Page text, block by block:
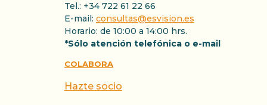
Tel.: +34 722 61 22 66
E-mail: consultas@esvision.es
Horario: de 10:00 a 14:00 hrs.
*Sólo atención telefónica o e-mail
COLABORA
Hazte socio